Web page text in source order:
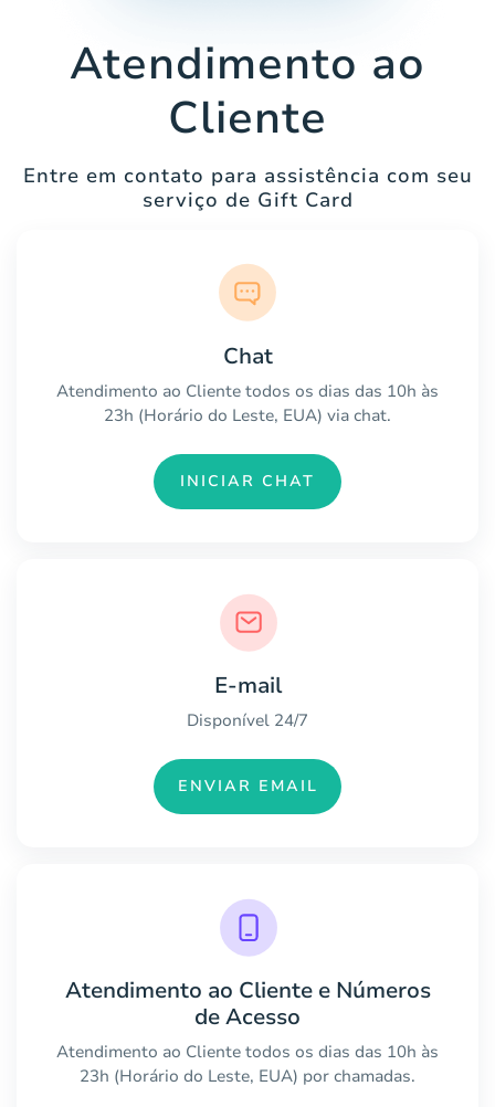
Atendimento ao
Cliente
Entre em contato para assistência com seu
serviço de Gift Card
Chat
Atendimento ao Cliente todos os dias das 10h às
23h (Horário do Leste, EUA) via chat.
INICIAR CHAT
E-mail
Disponível 24/7
ENVIAR EMAIL
Atendimento ao Cliente e Números
de Acesso
Atendimento ao Cliente todos os dias das 10h às
23h (Horário do Leste, EUA) por chamadas.